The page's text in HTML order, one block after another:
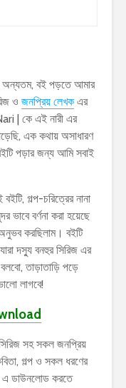
অন্যতম, বই পড়তে আমার
ও জনপ্রিয় লেখক এর
| কে এই নারী এর
এক কথায় অসাধারণ
পড়ার জন্য আমি সবাই
গল্প-চরিত্রের নানা
ভাবে বর্ণনা করা হয়েছে
করছিলাম। বইটি
দস্যু বনহুর সিরিজ এর
তাড়াতাড়ি পড়ে
লাগবে!
সহ সকল জনপ্রিয়
গল্প ও সকল ধরণের
ডাউনলোড করতে